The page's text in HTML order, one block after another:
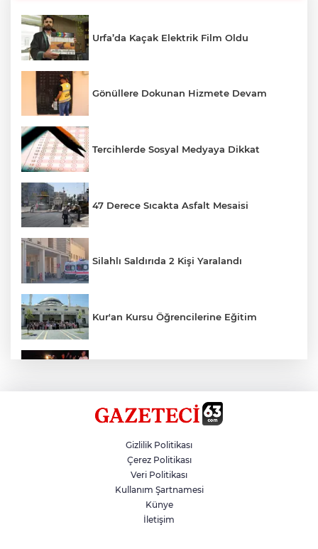
Urfa’da Kaçak Elektrik Film Oldu
Gönüllere Dokunan Hizmete Devam
Tercihlerde Sosyal Medyaya Dikkat
47 Derece Sıcakta Asfalt Mesaisi
Silahlı Saldırıda 2 Kişi Yaralandı
Kur'an Kursu Öğrencilerine Eğitim
Siverek’te Mahmut Gülel Dönemi
Filistin Konvoyuna Coşkulu Karşılama
Gizlilik Politikası
Çerez Politikası
Veri Politikası
Kullanım Şartnamesi
Künye
İletişim